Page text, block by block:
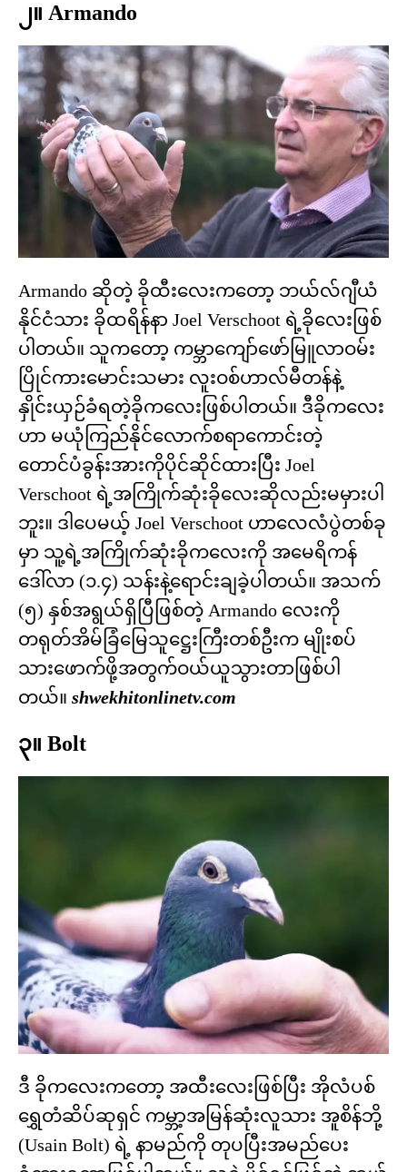
၂။ Armando
Armando ဆိုတဲ့ ခိုထီးလေးကတော့ ဘယ်လ်ဂျီယံ
နိုင်ငံသား ခိုထရိန်နာ Joel Verschoot ရဲ့ခိုလေးဖြစ်
ပါတယ်။ သူကတော့ ကမ္ဘာကျော်ဖော်မြူလာဝမ်း
ပြိုင်ကားမောင်းသမား လူးဝစ်ဟာလ်မီတန်နဲ့
နှိုင်းယှဉ်ခံရတဲ့ခိုကလေးဖြစ်ပါတယ်။ ဒီခိုကလေး
ဟာ မယုံကြည်နိုင်လောက်စရာကောင်းတဲ့
တောင်ပံခွန်းအားကိုပိုင်ဆိုင်ထားပြီး Joel
Verschoot ရဲ့အကြိုက်ဆုံးခိုလေးဆိုလည်းမမှားပါ
ဘူး။ ဒါပေမယ့် Joel Verschoot ဟာလေလံပွဲတစ်ခု
မှာ သူ့ရဲ့အကြိုက်ဆုံးခိုကလေးကို အမေရိကန်
ဒေါ်လာ (၁.၄) သန်းနဲ့ရောင်းချခဲ့ပါတယ်။ အသက်
(၅) နှစ်အရွယ်ရှိပြီဖြစ်တဲ့ Armando လေးကို
တရုတ်အိမ်ခြံမြေသူဋ္ဌေးကြီးတစ်ဦးက မျိုးစပ်
သားဖောက်ဖို့အတွက်ဝယ်ယူသွားတာဖြစ်ပါ
တယ်။ shwekhitonlinetv.com
၃။ Bolt
ဒီ ခိုကလေးကတော့ အထီးလေးဖြစ်ပြီး အိုလံပစ်
ရွှေတံဆိပ်ဆုရှင် ကမ္ဘာ့အမြန်ဆုံးလူသား အူစိန်ဘို့
(Usain Bolt) ရဲ့ နာမည်ကို တုပပြီးအမည်ပေး